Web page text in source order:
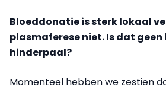
Bloeddonatie is sterk lokaal
plasmaferese niet. Is dat
hinderpaal?
Momenteel hebben we zestien